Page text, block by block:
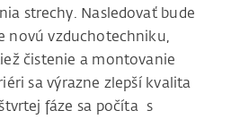
strechy. Nasledovať bude
novú vzduchotechniku,
čistenie a montovanie
sa výrazne zlepší kvalita
fáze sa počíta s